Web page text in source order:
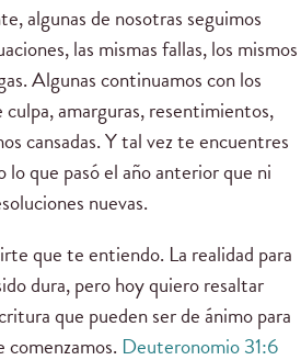
algunas de nosotras seguimos
las mismas fallas, los mismos
Algunas continuamos con los
amarguras, resentimientos,
cansadas. Y tal vez te encuentres
que pasó el año anterior que ni
nuevas.
que te entiendo. La realidad para
dura, pero hoy quiero resaltar
que pueden ser de ánimo para
Deuteronomio 31:6